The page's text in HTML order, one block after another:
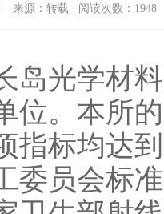
来源：转载 阅读次数：1948
光学材
位。本所
指标均达
委员会标